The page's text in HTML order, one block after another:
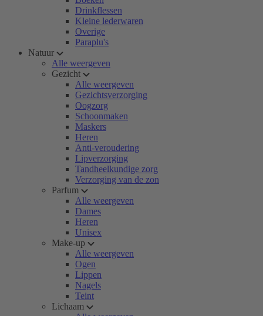
Drinkflessen
Kleine lederwaren
Overige
Paraplu's
Natuur
Alle weergeven
Gezicht
Alle weergeven
Gezichtsverzorging
Oogzorg
Schoonmaken
Maskers
Heren
Anti-veroudering
Lipverzorging
Tandheelkundige zorg
Verzorging van de zon
Parfum
Alle weergeven
Dames
Heren
Unisex
Make-up
Alle weergeven
Ogen
Lippen
Nagels
Teint
Lichaam